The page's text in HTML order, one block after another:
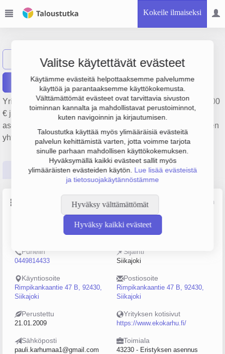
Kokeile ilmaiseksi
Valitse käytettävät evästeet
Käytämme evästeitä helpottaaksemme palvelumme
käyttöä ja parantaaksemme käyttökokemusta.
Välttämättömät evästeet ovat tarvittavia sivuston
toiminnan kannalta ja mahdollistavat perustoiminnot,
kuten navigoinnin ja kirjautumisen.
Taloustutka käyttää myös ylimääräisiä evästeitä
palvelun kehittämistä varten, jotta voimme tarjota
sinulle parhaan mahdollisen käyttökokemuksen.
Hyväksymällä kaikki evästeet sallit myös
ylimääräisten evästeiden käytön. Lue lisää evästeistä
ja tietosuojakäytännöstämme
Hyväksy välttämättömät
Hyväksy kaikki evästeet
Näytä haku EkoKarhu Oy
Raportit
Yrityksen EkoKarhu Oy liikevaihto on 361 000 €, tulos 58 000
€ ja henkilöstömäärä 3. Sen päätoimiala on Eristyksen
asennus, perustamisvuosi 2009 ja sijainti Siikajoki. Yrityksen
yhtiömuoto Osakeyhtiö (OY).
Perustiedot Tilinpäätösluvut Päättäjätiedot
Lähde: YTJ, PRH, Traficom
Henkilöstömäärä
0–4
Puhelin
0449814433
Sijainti
Siikajoki
Käyntiosoite
Rimpikankaantie 47 B, 92430,
Siikajoki
Postiosoite
Rimpikankaantie 47 B, 92430,
Siikajoki
Perustettu
21.01.2009
Yrityksen kotisivut
https://www.ekokarhu.fi/
Sähköposti
pauli.karhumaa1@gmail.com
Toimiala
43230 - Eristyksen asennus